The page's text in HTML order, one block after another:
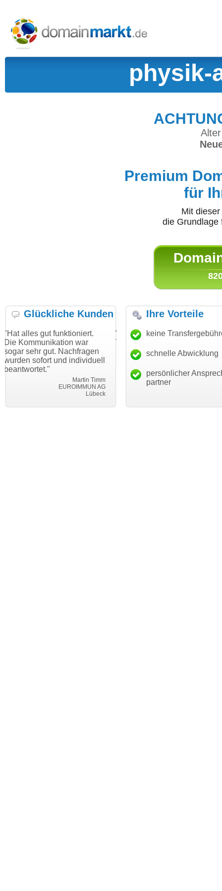
physik-
Premium
für
Mit
die
Glückliche Kunden
funktioniert.
war
Nachfragen
und individuell
EUROIMMUN AG
"Danke für den schnellen
Transfer und guten Service!"
Thomas Schäfer
i can eckert communication GmbH
"Ich bin
haben.
mein
Ihre Vorteile
keine
schnelle Abwicklung
persönlicher
partner